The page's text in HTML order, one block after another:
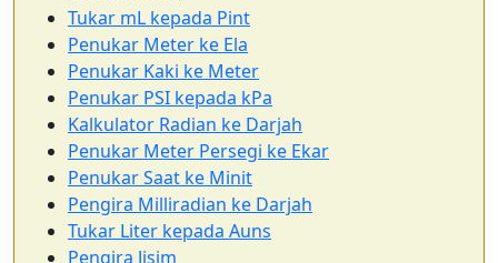
Tukar mL kepada Pint
Penukar Meter ke Ela
Penukar Kaki ke Meter
Penukar PSI kepada kPa
Kalkulator Radian ke Darjah
Penukar Meter Persegi ke Ekar
Penukar Saat ke Minit
Pengira Milliradian ke Darjah
Tukar Liter kepada Auns
Pengira Jisim